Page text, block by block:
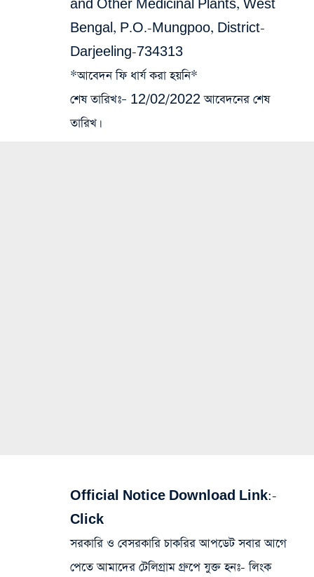
and Other Medicinal Plants, West
Bengal, P.O.-Mungpoo, District-
Darjeeling-734313
*আবেদন ফি ধার্য করা হয়নি*
শেষ তারিখঃ– 12/02/2022 আবেদনের শেষ
তারিখ।
Official Notice Download Link:-
Click
সরকারি ও বেসরকারি চাকরির আপডেট সবার আগে
পেতে আমাদের টেলিগ্রাম গ্রুপে যুক্ত হনঃ- লিংক